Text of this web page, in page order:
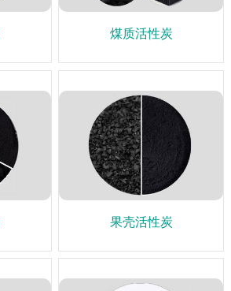
煤质活性炭
果壳活性炭